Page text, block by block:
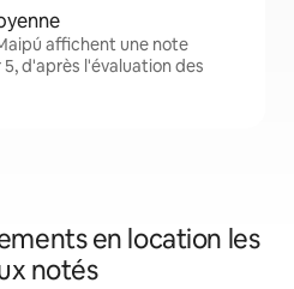
affichent une note
5, d'après l'évaluation des
en location les
notés